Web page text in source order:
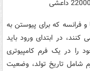
بریتانیا و فرانسه که برای پیوستن به
در ابتدای ورود باید
را در یک فرم کامپیوتری
فرم شامل تاریخ تولد، وضعیت